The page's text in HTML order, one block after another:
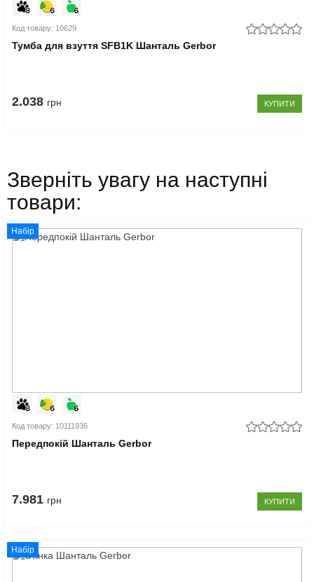
Код товару: 10629
Тумба для взуття SFB1K Шанталь Gerbor
2.038 грн КУПИТИ
Зверніть увагу на наступні
товари:
Набір
Код товару: 10111936
Передпокій Шанталь Gerbor
7.981 грн КУПИТИ
Набір